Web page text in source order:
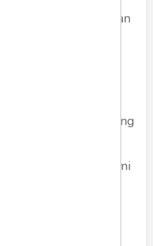
dengan
dibanding rezim
Soeharto.
penguasa memang
terhadap negara.
yang memahami
bagian dari
dengan paradigma
saat